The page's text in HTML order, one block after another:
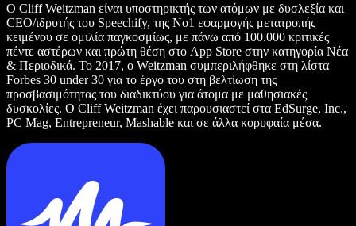
Ο Cliff Weitzman είναι υποστηρικτής των ατόμων με δυσλεξία και
CEO/ιδρυτής του Speechify, της Νο1 εφαρμογής μετατροπής
κειμένου σε ομιλία παγκοσμίως, με πάνω από 100.000 κριτικές
πέντε αστέρων και πρώτη θέση στο App Store στην κατηγορία Νέα
& Περιοδικά. Το 2017, ο Weitzman συμπεριλήφθηκε στη λίστα
Forbes 30 under 30 για το έργο του στη βελτίωση της
προσβασιμότητας του διαδικτύου για άτομα με μαθησιακές
δυσκολίες. Ο Cliff Weitzman έχει παρουσιαστεί στα EdSurge, Inc.,
PC Mag, Entrepreneur, Mashable και σε άλλα κορυφαία μέσα.